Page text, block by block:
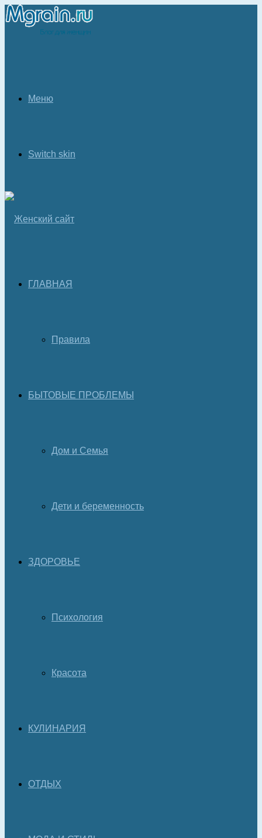
Меню
Switch skin
ГЛАВНАЯ
Правила
БЫТОВЫЕ ПРОБЛЕМЫ
Дом и Семья
Дети и беременность
ЗДОРОВЬЕ
Психология
Красота
КУЛИНАРИЯ
ОТДЫХ